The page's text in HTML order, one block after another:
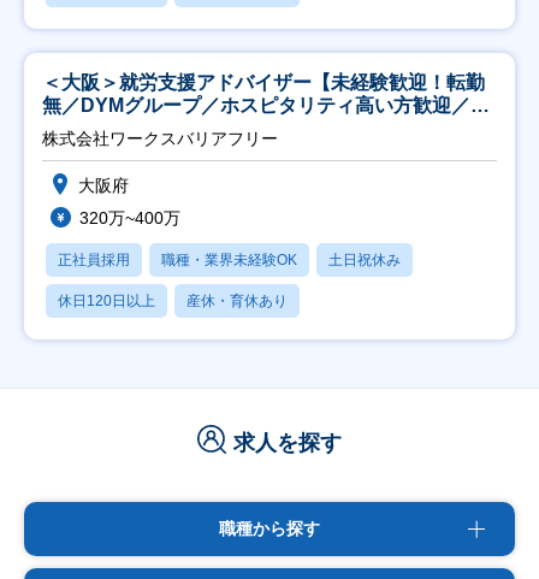
＜大阪＞就労支援アドバイザー【未経験歓迎！転勤
無／DYMグループ／ホスピタリティ高い方歓迎／土
日祝】
株式会社ワークスバリアフリー
大阪府
320万~400万
正社員採用 職種・業界未経験OK 土日祝休み
休日120日以上 産休・育休あり
求人を探す
職種から探す